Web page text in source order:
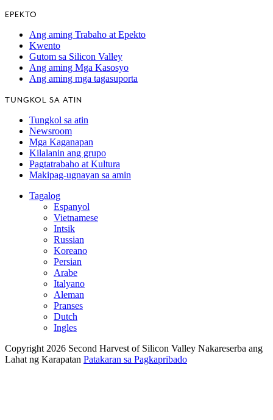
EPEKTO
Ang aming Trabaho at Epekto
Kwento
Gutom sa Silicon Valley
Ang aming Mga Kasosyo
Ang aming mga tagasuporta
TUNGKOL SA ATIN
Tungkol sa atin
Newsroom
Mga Kaganapan
Kilalanin ang grupo
Pagtatrabaho at Kultura
Makipag-ugnayan sa amin
Tagalog
Espanyol
Vietnamese
Intsik
Russian
Koreano
Persian
Arabe
Italyano
Aleman
Pranses
Dutch
Ingles
Copyright 2026 Second Harvest of Silicon Valley Nakareserba ang
Lahat ng Karapatan Patakaran sa Pagkapribado